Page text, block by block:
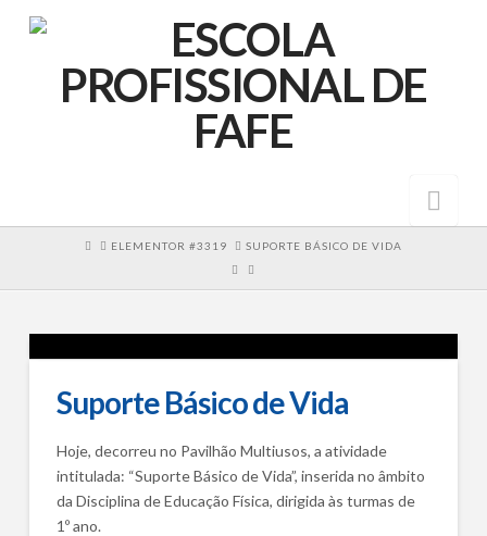
HOMEELEMENTOR #3319 SUPORTE BÁSICO DE VIDA
Suporte Básico de Vida
Hoje, decorreu no Pavilhão Multiusos, a atividade
intitulada: “Suporte Básico de Vida”, inserida no âmbito
da Disciplina de Educação Física, dirigida às turmas de
1º ano.